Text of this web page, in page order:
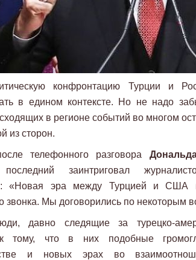
конфронтацию Турции и
в едином контексте. Но не надо
в регионе событий во многом
из сторон.
телефонного разговора
заинтриговал
«Новая эра между Турцией и США
звонка. Мы договорились по некоторым
давно следящие за турецко-
тому, что в них подобные
и новых эрах во